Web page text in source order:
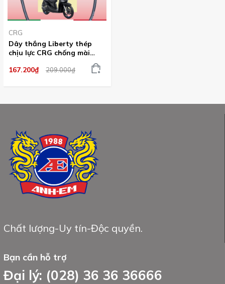
CRG
Dây thắng Liberty thép
chịu lực CRG chống mài
167.200₫
209.000₫
Chất lượng-Uy tín-Độc quyền.
Bạn cần hỗ trợ
Đại lý: (028) 36 36 36666